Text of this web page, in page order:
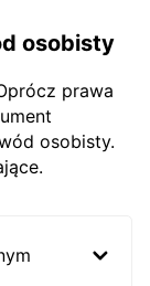
osobisty
prawa
osobisty.